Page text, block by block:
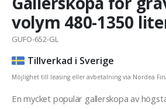
volym 480-1350
GUFO-652-GL
Tillverkad i Sverige
Möjlighet till leasing eller avbetalning via Nordea
En mycket populär gallerskopa av